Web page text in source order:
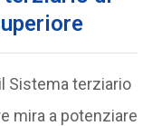
Sistema terziario
mira a potenziare